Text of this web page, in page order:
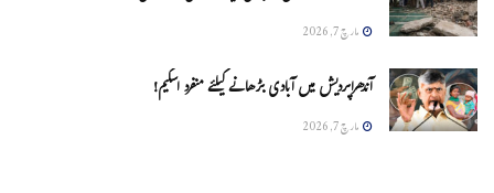
مارچ 7, 2026
آندھراپردیش میں آبادی بڑھانے کیلئے منفرد اسکیم!
مارچ 7, 2026